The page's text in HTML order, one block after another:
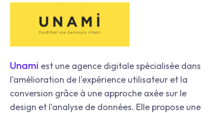
Unami est une agence digitale spécialisée dans
l'amélioration de l'expérience utilisateur et la
conversion grâce à une approche axée sur le
design et l'analyse de données. Elle propose une